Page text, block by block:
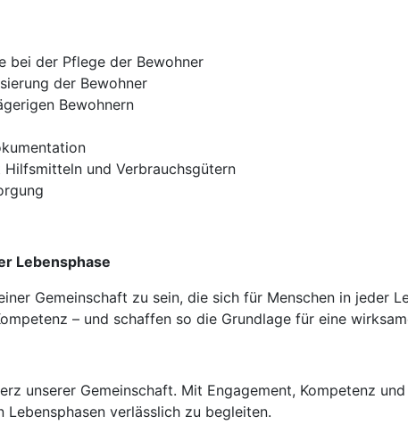
bei der Pflege der Bewohner
der Bewohner
Bewohnern
und Verbrauchsgütern
Lebensphase
Gemeinschaft zu sein, die sich für Menschen in jeder
– und schaffen so die Grundlage für eine
unserer Gemeinschaft. Mit Engagement, Kompetenz
verlässlich zu begleiten.